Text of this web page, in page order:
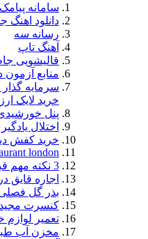
سامانه
دانلود اهنگ
رسانه سه
آهنگ تاپ
قالیشویی
منابع آزمون
سرمایه
خرید لایک
پنل
اختلال
خرید کفش
london
3 نکته مهم قبل از خرید پاد سیستم
اجاره قایق
بذر گل
کنسرت مجید
تعمیر لوازم
مخزن آب